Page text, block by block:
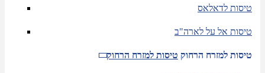
טיסות לדאלאס
טיסות אל על לארה"ב
טיסות למזרח הרחוק טיסות למזרח הרחוק